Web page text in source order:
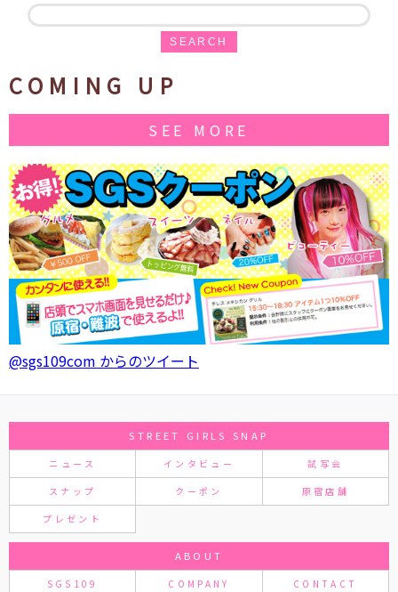
SEARCH
COMING UP
SEE MORE
@sgs109com からのツイート
STREET GIRLS SNAP
ニュース インタビュー 試写会
スナップ クーポン 原宿店舗
プレゼント
ABOUT
SGS109 COMPANY CONTACT